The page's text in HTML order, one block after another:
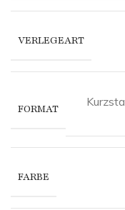
VERLEGEART
FORMAT
FARBE